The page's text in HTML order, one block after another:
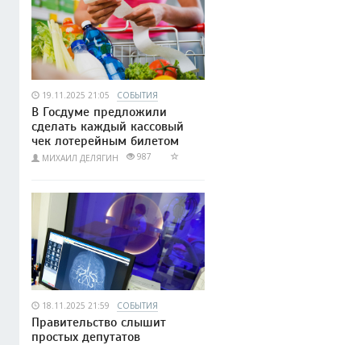
19.11.2025 21:05 СОБЫТИЯ
В Госдуме предложили
сделать каждый кассовый
чек лотерейным билетом
МИХАИЛ ДЕЛЯГИН 987
18.11.2025 21:59 СОБЫТИЯ
Правительство слышит
простых депутатов